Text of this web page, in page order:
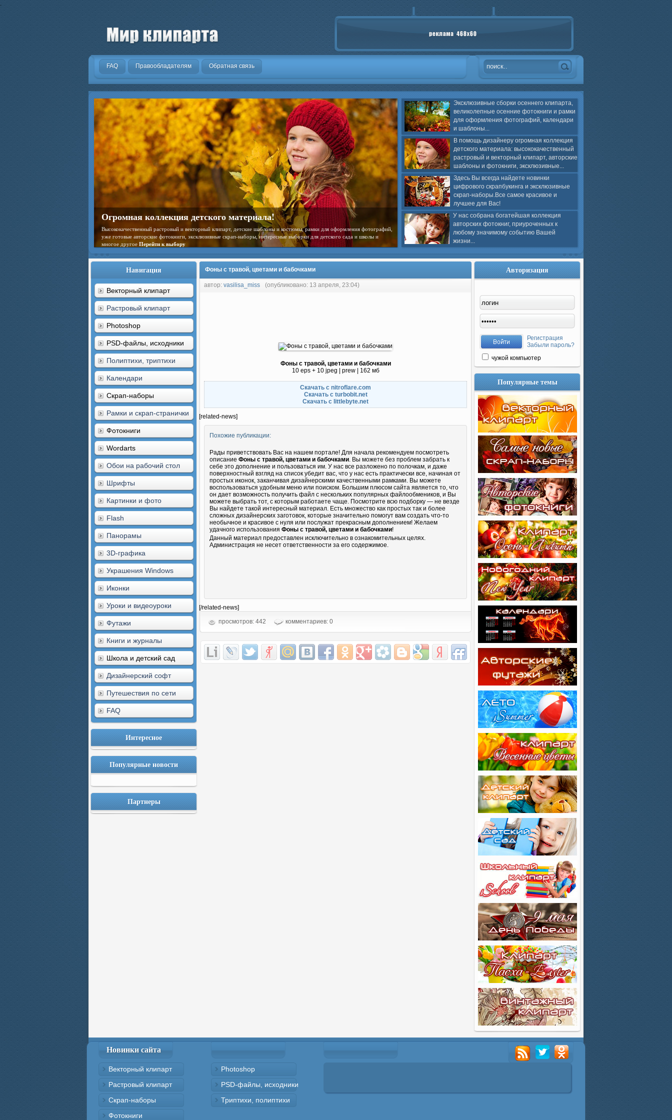
.
FAQ Правообладателям Обратная связь
Эксклюзивные сборки осеннего клипарта,
великолепные осенние фотокниги и рамки
для оформления фотографий, календари
и шаблоны...
В помощь дизайнеру огромная коллекция
детского материала: высококачественный
растровый и векторный клипарт, авторские
шаблоны и фотокниги, эксклюзивные...
Здесь Вы всегда найдете новинки
цифрового скрапбукинга и эксклюзивные
скрап-наборы.Все самое красивое и
лучшее для Вас!
У нас собрана богатейшая коллекция
авторских фотокниг, приуроченных к
любому значимому событию Вашей
жизни...
Огромная коллекция детского материала!
Высококачественный растровый и векторный клипарт, детские шаблоны и костюмы, рамки для оформления фотографий,
уже готовые авторские фотокниги, эксклюзивные скрап-наборы, интересные выборки для детского сада и школы и
многое другое Перейти к выбору
Навигация
Векторный клипарт
Растровый клипарт
Photoshop
PSD-файлы, исходники
Полиптихи, триптихи
Календари
Скрап-наборы
Рамки и скрап-странички
Фотокниги
Wordarts
Обои на рабочий стол
Шрифты
Картинки и фото
Flash
Панорамы
3D-графика
Украшения Windows
Иконки
Уроки и видеоуроки
Футажи
Книги и журналы
Школа и детский сад
Дизайнерский софт
Путешествия по сети
FAQ
Интересное
Популярные новости
Партнеры
Фоны с травой, цветами и бабочками
автор: vasilisa_miss (опубликовано: 13 апреля, 23:04)
Фоны с травой, цветами и бабочками
10 eps + 10 jpeg | prew | 162 мб
Скачать с nitroflare.com
Скачать с turbobit.net
Скачать с littlebyte.net
[related-news]
Похожие публикации:
Рады приветствовать Вас на нашем портале! Для начала рекомендуем посмотреть
описание Фоны с травой, цветами и бабочками. Вы можете без проблем забрать к
себе это дополнение и пользоваться им. У нас все разложено по полочкам, и даже
поверхностный взгляд на список убедит вас, что у нас есть практически все, начиная от
простых иконок, заканчивая дизайнерскими качественными рамками. Вы можете
воспользоваться удобным меню или поиском. Большим плюсом сайта является то, что
он дает возможность получить файл с нескольких популярных файлообмеников, и Вы
можете выбрать тот, с которым работаете чаще. Посмотрите всю подборку — не везде
Вы найдете такой интересный материал. Есть множество как простых так и более
сложных дизайнерских заготовок, которые значительно помогут вам создать что-то
необычное и красивое с нуля или послужат прекрасным дополнением! Желаем
удачного использования Фоны с травой, цветами и бабочками!
Данный материал предоставлен исключительно в ознакомительных целях.
Администрация не несет ответственности за его содержимое.
[/related-news]
просмотров: 442
комментариев: 0
Авторизация
Регистрация
Забыли пароль?
чужой компьютер
Популярные темы
Новинки сайта
Векторный клипарт
Растровый клипарт
Скрап-наборы
Фотокниги
Photoshop
PSD-файлы, исходники
Триптихи, полиптихи